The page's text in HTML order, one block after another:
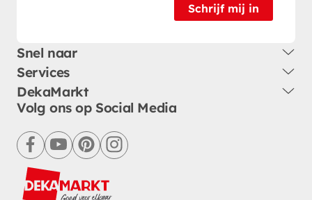
Schrijf mij in
Snel naar
Services
DekaMarkt
Volg ons op Social Media
facebookyoutubepinterestinstagram